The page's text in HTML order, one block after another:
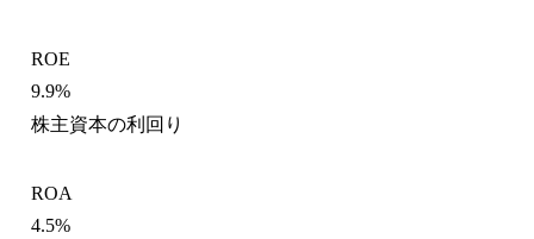
ROE
9.9%
株主資本の利回り
ROA
4.5%